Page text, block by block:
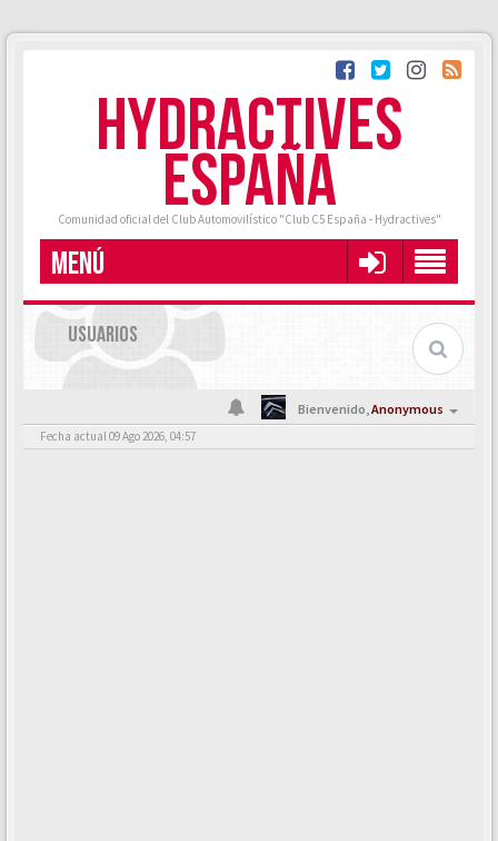
HYDRACTIVES
ESPAÑA
Comunidad oficial del Club Automovilístico "Club C5 España - Hydractives"
MENÚ
USUARIOS
Bienvenido,Anonymous
Fecha actual 09 Ago 2026, 04:57